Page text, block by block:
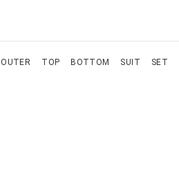
OUTER TOP BOTTOM SUIT SET